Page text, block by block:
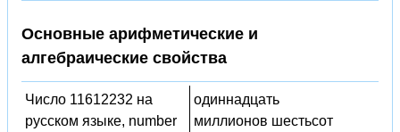
Основные арифметические и
алгебраические свойства
Число 11612232 на
русском языке, number
одиннадцать
миллионов шестьсот